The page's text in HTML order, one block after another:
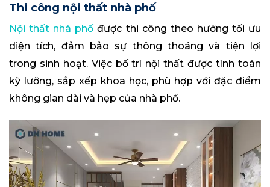
Thi công nội thất nhà phố
Nội thất nhà phố được thi công theo hướng tối ưu
diện tích, đảm bảo sự thông thoáng và tiện lợi
trong sinh hoạt. Việc bố trí nội thất được tính toán
kỹ lưỡng, sắp xếp khoa học, phù hợp với đặc điểm
không gian dài và hẹp của nhà phố.